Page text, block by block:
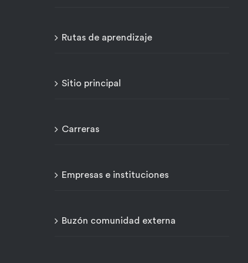
Rutas de aprendizaje
Sitio principal
Carreras
Empresas e instituciones
Buzón comunidad externa